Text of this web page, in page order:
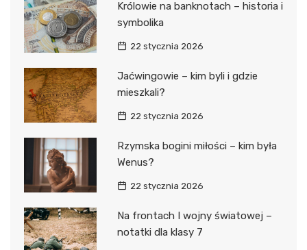
Królowie na banknotach – historia i
symbolika
22 stycznia 2026
Jaćwingowie – kim byli i gdzie
mieszkali?
22 stycznia 2026
Rzymska bogini miłości – kim była
Wenus?
22 stycznia 2026
Na frontach I wojny światowej –
notatki dla klasy 7